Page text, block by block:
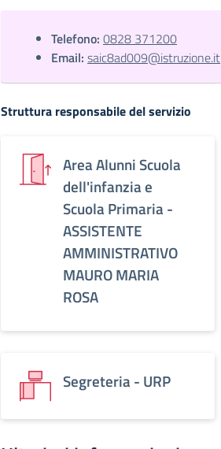
Telefono: 0828 371200
Email: saic8ad009@istruzione.it
Struttura responsabile del servizio
Area Alunni Scuola
dell'infanzia e
Scuola Primaria -
ASSISTENTE
AMMINISTRATIVO
MAURO MARIA
ROSA
Segreteria - URP